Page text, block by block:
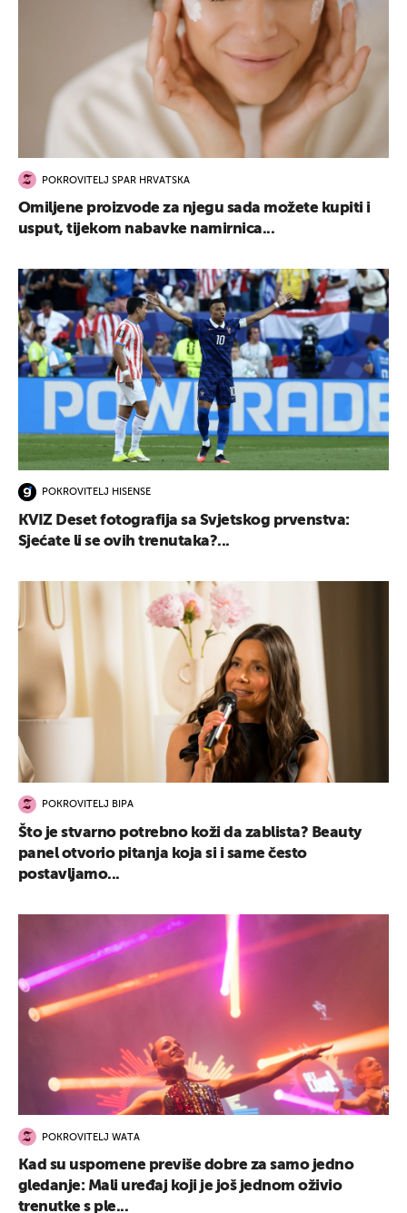
POKROVITELJ SPAR HRVATSKA
Omiljene proizvode za njegu sada možete kupiti i
usput, tijekom nabavke namirnica...
POKROVITELJ HISENSE
KVIZ Deset fotografija sa Svjetskog prvenstva:
Sjećate li se ovih trenutaka?...
POKROVITELJ BIPA
Što je stvarno potrebno koži da zablista? Beauty
panel otvorio pitanja koja si i same često
postavljamo...
POKROVITELJ WATA
Kad su uspomene previše dobre za samo jedno
gledanje: Mali uređaj koji je još jednom oživio
trenutke s ple...